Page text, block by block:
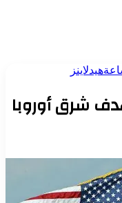
هيدلاينز
شرق أوروبا